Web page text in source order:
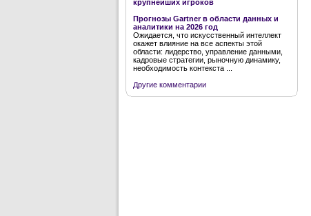
крупнейших игроков
Прогнозы Gartner в области данных и
аналитики на 2026 год
Ожидается, что искусственный интеллект
окажет влияние на все аспекты этой
области: лидерство, управление данными,
кадровые стратегии, рыночную динамику,
необходимость контекста ...
Другие комментарии